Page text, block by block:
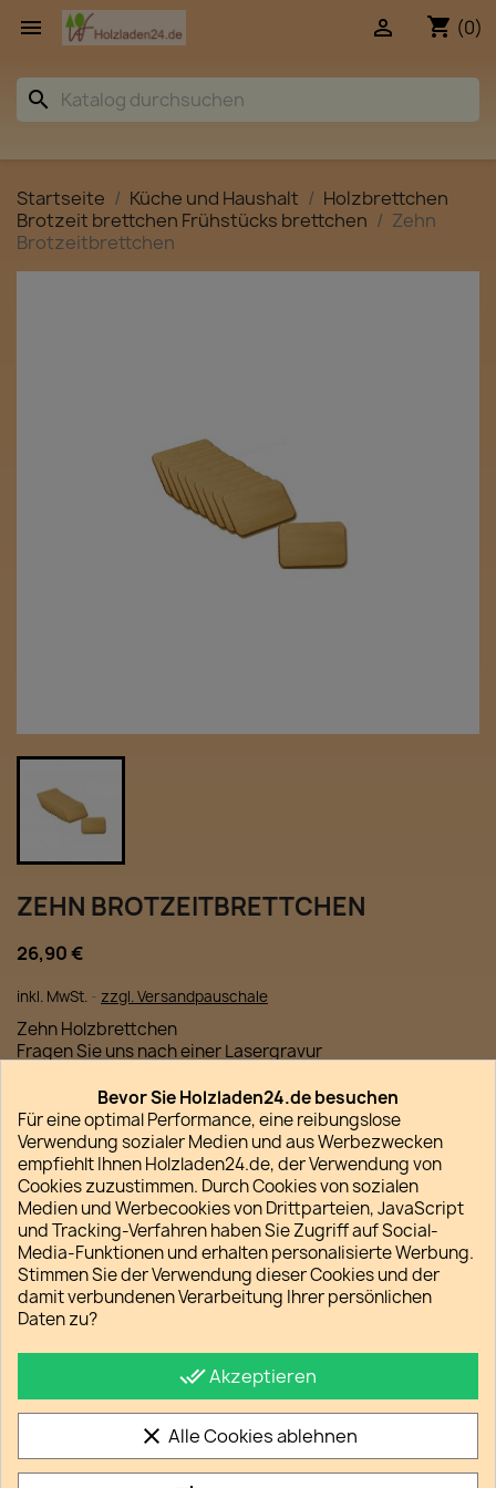
 shopping_cart (0)

search
Startseite Küche und Haushalt
Holzbrettchen
Brotzeit brettchen Frühstücks brettchen
Zehn
Brotzeitbrettchen
ZEHN BROTZEITBRETTCHEN
26,90 €
inkl. MwSt. zzgl. Versandpauschale
Zehn Holzbrettchen
Fragen Sie uns nach einer Lasergravur
Menge
 IN DEN WARENKORB
favorite_border
Lieferfrist regulär 2-5 Werktage
Datenschutz
So schützen wir Ihre Daten
Bevor Sie Holzladen24.de besuchen
Für eine optimal Performance, eine reibungslose
Verwendung sozialer Medien und aus Werbezwecken
empfiehlt Ihnen Holzladen24.de, der Verwendung von
Cookies zuzustimmen. Durch Cookies von sozialen
Medien und Werbecookies von Drittparteien, JavaScript
und Tracking-Verfahren haben Sie Zugriff auf Social-
Media-Funktionen und erhalten personalisierte Werbung.
Stimmen Sie der Verwendung dieser Cookies und der
damit verbundenen Verarbeitung Ihrer persönlichen
Daten zu?
done_allAkzeptieren
clear Alle Cookies ablehnen